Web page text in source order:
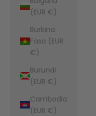
(EUR €)
Burkina
Faso (EUR
€)
Burundi
(EUR €)
Cambodia
(EUR €)